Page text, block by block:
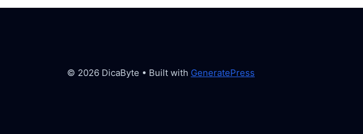
© 2026 DicaByte • Built with GeneratePress